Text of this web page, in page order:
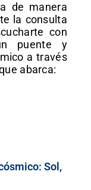
de manera
la consulta
con
puente y
a través
abarca:
Sol,